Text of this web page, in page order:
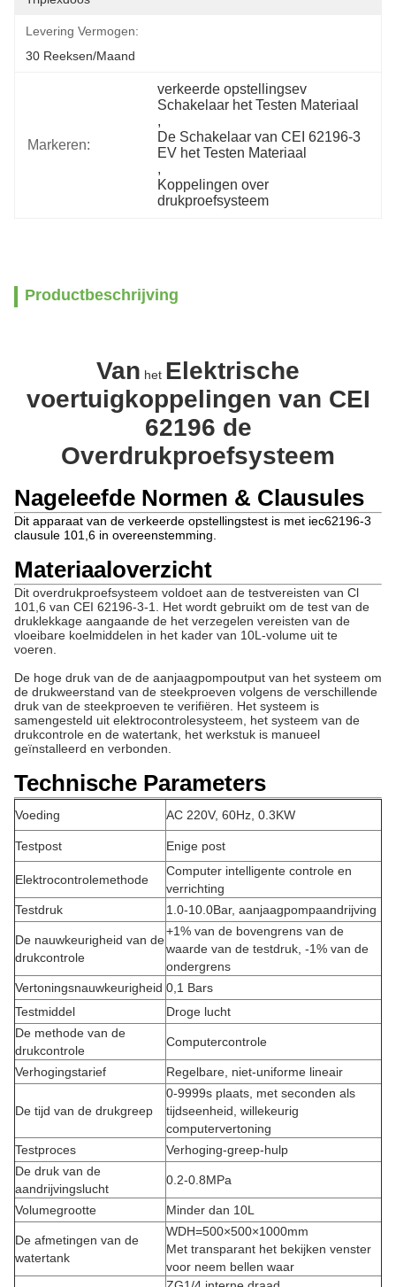
Levering Vermogen:
30 Reeksen/maand
Markeren:
verkeerde opstellingsev
Schakelaar het Testen Materiaal
,
De Schakelaar van CEI 62196-3
EV het Testen Materiaal
,
Koppelingen over
drukproefsysteem
Productbeschrijving
Van het Elektrische
voertuigkoppelingen van CEI
62196 de
Overdrukproefsysteem
Nageleefde Normen & Clausules
Dit apparaat van de verkeerde opstellingstest is met iec62196-3
clausule 101,6 in overeenstemming.
Materiaaloverzicht
Dit overdrukproefsysteem voldoet aan de testvereisten van Cl
101,6 van CEI 62196-3-1. Het wordt gebruikt om de test van de
druklekkage aangaande de het verzegelen vereisten van de
vloeibare koelmiddelen in het kader van 10L-volume uit te
voeren.
De hoge druk van de de aanjaagpompoutput van het systeem om
de drukweerstand van de steekproeven volgens de verschillende
druk van de steekproeven te verifiëren. Het systeem is
samengesteld uit elektrocontrolesysteem, het systeem van de
drukcontrole en de watertank, het werkstuk is manueel
geïnstalleerd en verbonden.
Technische Parameters
Voeding AC 220V, 60Hz, 0.3KW
Testpost Enige post
Elektrocontrolemethode
Computer intelligente controle en
verrichting
Testdruk
1.0-10.0Bar, aanjaagpompaandrijving
De nauwkeurigheid van de
drukcontrole
+1% van de bovengrens van de
waarde van de testdruk, -1% van de
ondergrens
Vertoningsnauwkeurigheid 0,1 Bars
Testmiddel
Droge lucht
De methode van de
drukcontrole
Computercontrole
Verhogingstarief Regelbare, niet-uniforme lineair
De tijd van de drukgreep
0-9999s plaats, met seconden als
tijdseenheid, willekeurig
computervertoning
Testproces
Verhoging-greep-hulp
De druk van de
aandrijvingslucht
0.2-0.8MPa
Volumegrootte Minder dan 10L
De afmetingen van de
watertank
WDH=500×500×1000mm
Met transparant het bekijken venster
voor neem bellen waar